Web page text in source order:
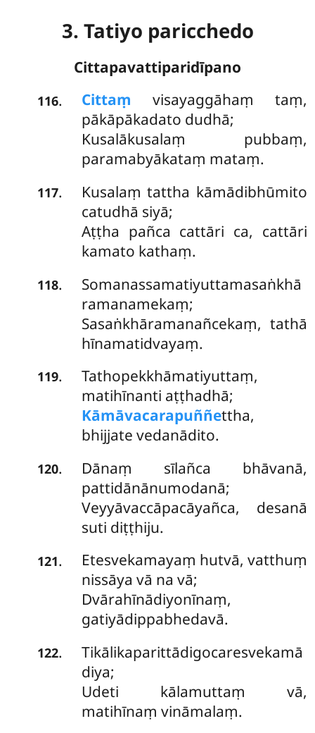
3. Tatiyo paricchedo
Cittapavattiparidīpano
116. Cittaṃ visayaggāhaṃ taṃ,
pākāpākadato dudhā;
Kusalākusalaṃ pubbaṃ,
paramabyākataṃ mataṃ.
117. Kusalaṃtattha kāmādibhūmito
catudhā siyā;
Aṭṭha pañca cattāri ca, cattāri
kamato kathaṃ.
118.
Somanassamatiyuttamasaṅkhā
ramanamekaṃ;
Sasaṅkhāramanañcekaṃ, tathā
hīnamatidvayaṃ.
119.
Tathopekkhāmatiyuttaṃ,
matihīnanti aṭṭhadhā;
Kāmāvacarapuññettha,
bhijjate vedanādito.
120. Dānaṃ sīlañca bhāvanā,
pattidānānumodanā;
Veyyāvaccāpacāyañca, desanā
suti diṭṭhiju.
121.
Etesvekamayaṃ hutvā, vatthuṃ
nissāya vā na vā;
Dvārahīnādiyonīnaṃ,
gatiyādippabhedavā.
122.
Tikālikaparittādigocaresvekamā
diya;
Udeti kālamuttaṃ vā,
matihīnaṃ vināmalaṃ.